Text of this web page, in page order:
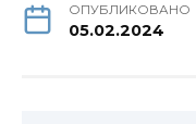
ОПУБЛИКОВАНО
05.02.2024